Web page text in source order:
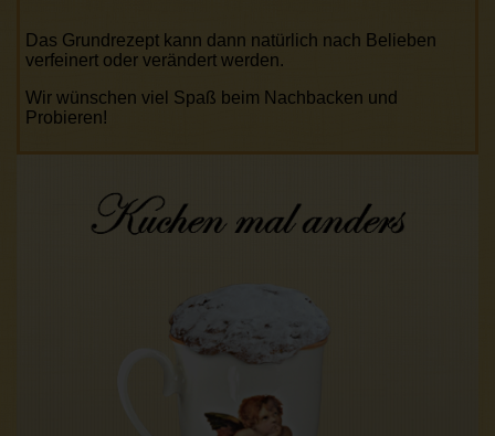
Das Grundrezept kann dann natürlich nach Belieben
verfeinert oder verändert werden.
Wir wünschen viel Spaß beim Nachbacken und
Probieren!